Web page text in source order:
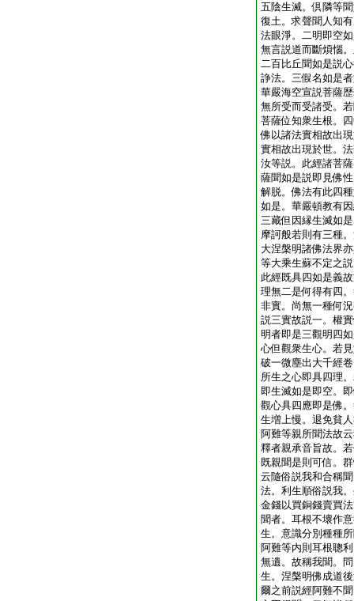
五陰生滅。倶隣等
復土。求聲聞人知
法眼淨。二明即空
無言説道而斷煩惱
二百比丘聞如是説
諍法。三假名如是
華嚴海空宣説菩薩
無所受而受諸受。
菩薩位知衆生根。
佛以諸法實相故出
實相故出現於世。
汝等説。此經諸菩
薩聞如是説即見佛
解脱。佛法有此四
如是。華嚴頓教有
三藏但因縁生滅如
摩訶般若則有三種
大涅槃明諸佛法界
等大乘生蘇不定之
此經既具四如是義
理無二是何得有四
非實。尚無一種何
説三實故説一。權
明者即是三觀明四
心但觀衆生心。若
破一微塵出大千經
所生之心即具四理
即生滅如是即空。
觀心具四應即是佛
生増上慢。退免貧
阿難等親所聞法故
釋者親承音旨故。
既親聞是則可信。
云隨俗説我和合稱
法。利生順俗説我
金錢以買銅錢賣買
聞者。耳根不壞作
生。意識分別種種
阿難等内則耳根聰
無遺。故稱我聞。
生。涅槃明佛成道
爾之前説經阿難不